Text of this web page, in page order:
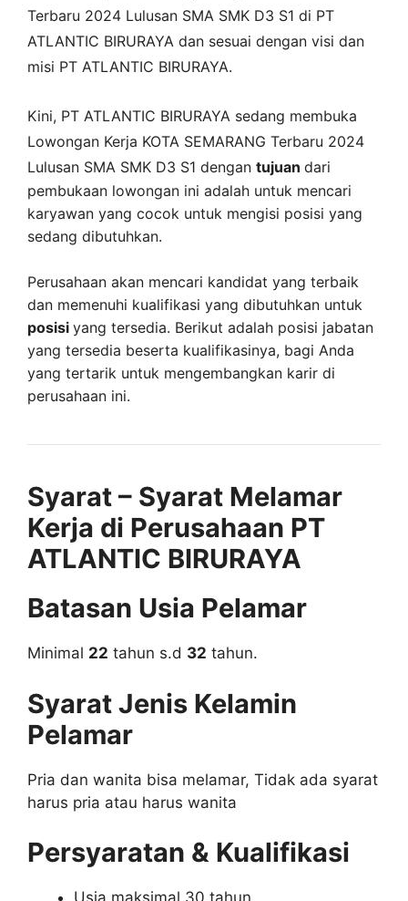
Terbaru 2024 Lulusan SMA SMK D3 S1 di PT
ATLANTIC BIRURAYA dan sesuai dengan visi dan
misi PT ATLANTIC BIRURAYA.
Kini, PT ATLANTIC BIRURAYA sedang membuka
Lowongan Kerja KOTA SEMARANG Terbaru 2024
Lulusan SMA SMK D3 S1 dengan tujuan dari
pembukaan lowongan ini adalah untuk mencari
karyawan yang cocok untuk mengisi posisi yang
sedang dibutuhkan.
Perusahaan akan mencari kandidat yang terbaik
dan memenuhi kualifikasi yang dibutuhkan untuk
posisi yang tersedia. Berikut adalah posisi jabatan
yang tersedia beserta kualifikasinya, bagi Anda
yang tertarik untuk mengembangkan karir di
perusahaan ini.
Syarat – Syarat Melamar
Kerja di Perusahaan PT
ATLANTIC BIRURAYA
Batasan Usia Pelamar
Minimal 22 tahun s.d 32 tahun.
Syarat Jenis Kelamin
Pelamar
Pria dan wanita bisa melamar, Tidak ada syarat
harus pria atau harus wanita
Persyaratan & Kualifikasi
Usia maksimal 30 tahun